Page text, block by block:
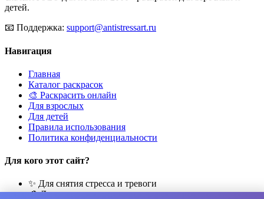
детей.
📧 Поддержка: support@antistressart.ru
Навигация
Главная
Каталог раскрасок
🎨 Раскрасить онлайн
Для взрослых
Для детей
Правила использования
Политика конфиденциальности
Для кого этот сайт?
✨ Для снятия стресса и тревоги
🎨 Для развития креативности